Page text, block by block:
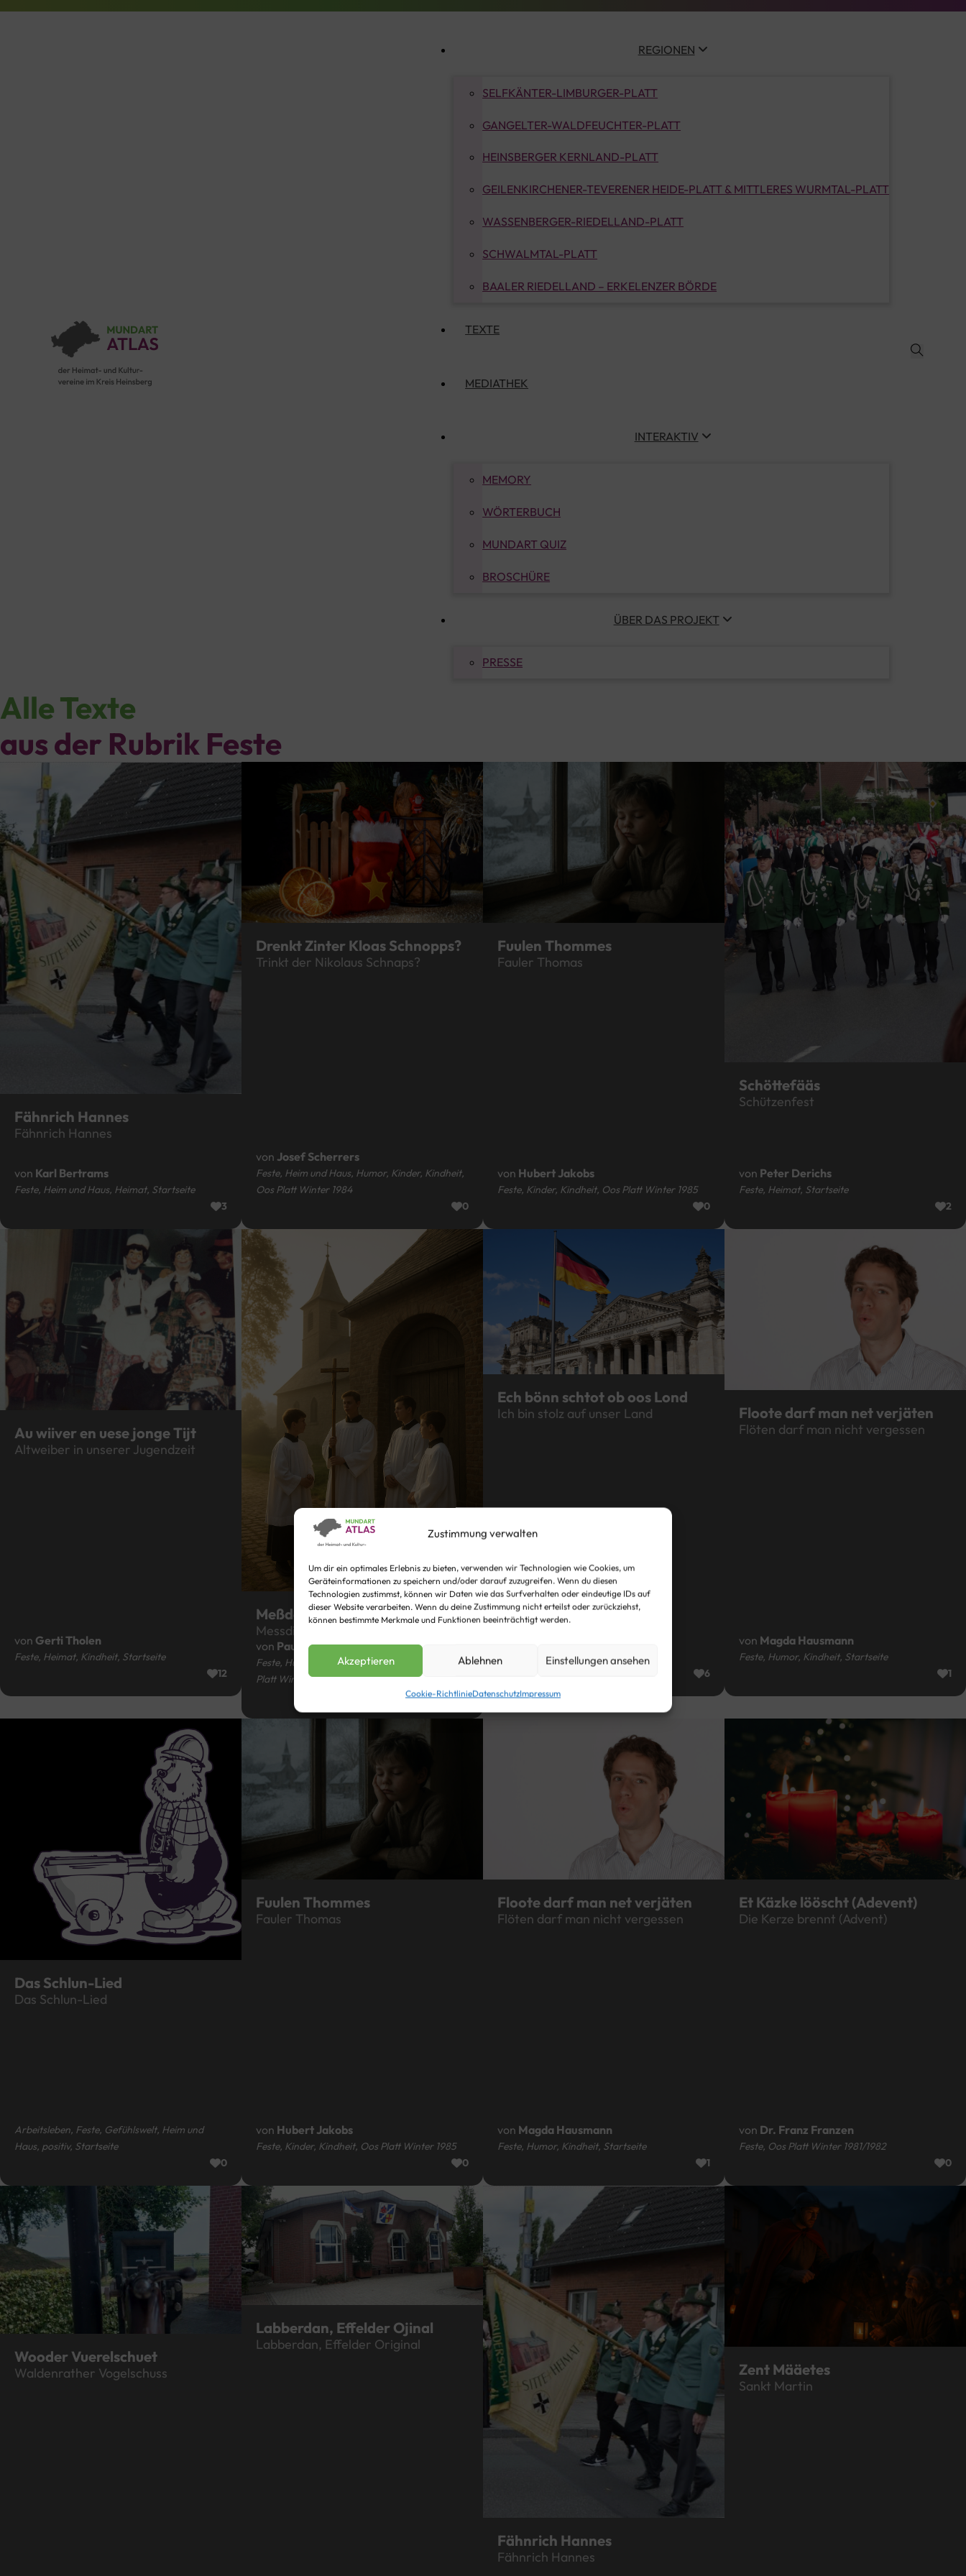
Zustimmung verwalten
Um dir ein optimales Erlebnis zu bieten, verwenden wir Technologien wie Cookies, um
Geräteinformationen zu speichern und/oder darauf zuzugreifen. Wenn du diesen
Technologien zustimmst, können wir Daten wie das Surfverhalten oder eindeutige IDs auf
dieser Website verarbeiten. Wenn du deine Zustimmung nicht erteilst oder zurückziehst,
können bestimmte Merkmale und Funktionen beeinträchtigt werden.
Akzeptieren Ablehnen Einstellungen ansehen
Cookie-RichtlinieDatenschutzImpressum
REGIONEN
SELFKÄNTER-LIMBURGER-PLATT
GANGELTER-WALDFEUCHTER-PLATT
HEINSBERGER KERNLAND-PLATT
GEILENKIRCHENER-TEVERENER HEIDE-PLATT & MITTLERES WURMTAL-PLATT
WASSENBERGER-RIEDELLAND-PLATT
SCHWALMTAL-PLATT
BAALER RIEDELLAND – ERKELENZER BÖRDE
TEXTE
MEDIATHEK
INTERAKTIV
MEMORY
WÖRTERBUCH
MUNDART QUIZ
BROSCHÜRE
ÜBER DAS PROJEKT
PRESSE
Alle Texte
aus der Rubrik Feste
Fähnrich Hannes
Fähnrich Hannes
von Karl Bertrams
Feste, Heim und Haus, Heimat, Startseite
3
Drenkt Zinter Kloas Schnopps?
Trinkt der Nikolaus Schnaps?
von Josef Scherrers
Feste, Heim und Haus, Humor, Kinder, Kindheit,
Oos Platt Winter 1984
0
Fuulen Thommes
Fauler Thomas
von Hubert Jakobs
Feste, Kinder, Kindheit, Oos Platt Winter 1985
0
Schöttefääs
Schützenfest
von Peter Derichs
Feste, Heimat, Startseite
2
Au wiiver en uese jonge Tijt
Altweiber in unserer Jugendzeit
von Gerti Tholen
Feste, Heimat, Kindheit, Startseite
12
Meßdener
Messdiener
von Paul Wilms
Feste, Humor, Kinder, Kindheit, Kirche, Oos
Platt Winter 1985
0
Ech bönn schtot ob oos Lond
Ich bin stolz auf unser Land
Feste, Kindheit, Soziales, Startseite
6
Floote darf man net verjäten
Flöten darf man nicht vergessen
von Magda Hausmann
Feste, Humor, Kindheit, Startseite
1
Das Schlun-Lied
Das Schlun-Lied
Arbeitsleben, Feste, Gefühlswelt, Heim und
Haus, positiv, Startseite
0
Fuulen Thommes
Fauler Thomas
von Hubert Jakobs
Feste, Kinder, Kindheit, Oos Platt Winter 1985
0
Floote darf man net verjäten
Flöten darf man nicht vergessen
von Magda Hausmann
Feste, Humor, Kindheit, Startseite
1
Et Käzke lööscht (Adevent)
Die Kerze brennt (Advent)
von Dr. Franz Franzen
Feste, Oos Platt Winter 1981/1982
0
Wooder Vuerelschuet
Waldenrather Vogelschuss
Labberdan, Effelder Ojinal
Labberdan, Effelder Original
Fähnrich Hannes
Fähnrich Hannes
Zent Määetes
Sankt Martin